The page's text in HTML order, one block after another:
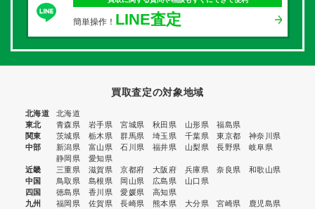
簡単操作！ LINE査定
買取査定の対象地域
北海道
北海道
東北
青森県 岩手県 宮城県 秋田県 山形県
福島県
関東
茨城県 栃木県 群馬県 埼玉県 千葉県 東京都
神奈川県
中部
新潟県 富山県 石川県 福井県 山梨県 長野県
岐阜県
静岡県
愛知県
近畿
三重県 滋賀県 京都府 大阪府 兵庫県 奈良県
和歌山県
中国
鳥取県 島根県 岡山県 広島県
山口県
四国
徳島県 香川県 愛媛県
高知県
九州
福岡県 佐賀県 長崎県 熊本県 大分県 宮崎県
鹿児島県